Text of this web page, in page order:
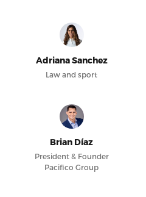
Adriana Sanchez
Law and sport
Brian Díaz
President & Founder
Pacifico Group